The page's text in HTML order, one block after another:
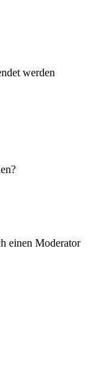
werden
einen Moderator